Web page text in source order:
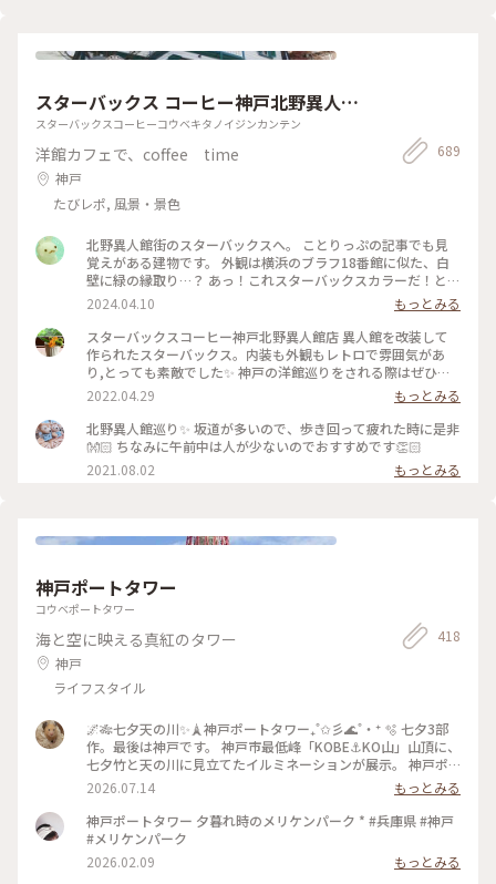
スターバックス コーヒー神戸北野異人館
店
スターバックスコーヒーコウベキタノイジンカンテン
洋館カフェで、coffee time
神戸
たびレポ, 風景・景色
689
北野異人館街のスターバックスへ。 ことりっぷの記事でも見
覚えがある建物です。 外観は横浜のブラフ18番館に似た、白
壁に緑の縁取り…？ あっ！これスターバックスカラーだ！と気
付き、楽しくなりました。室内の暖炉やソファ、アンティーク
もお洒落。 有形文化財の洋館の中でコーヒーが飲めるなんて、
旅の醍醐味ですね♪ #神戸 #スターバックス #スターバックス
コーヒー神戸北野異人館店 #北野異人館街 #有形文化財 #私の
ことりっぷ旅
2024.04.10
もっとみる
スターバックスコーヒー神戸北野異人館店 異人館を改装して
作られたスターバックス。内装も外観もレトロで雰囲気があ
り,とっても素敵でした✨ 神戸の洋館巡りをされる際はぜひこ
こで一息ついてみてはいかがでしょうか？ #ヒーリング旅 #春
風さんぽ #Myことりっぷ #神戸#異人館#レトロ#兵庫県#スタ
ーバックス#スタバ
2022.04.29
もっとみる
北野異人館巡り✨ 坂道が多いので、歩き回って疲れた時に是非
👐🏻 ちなみに午前中は人が少ないのでおすすめです👏🏻
2021.08.02
もっとみる
神戸ポートタワー
コウベポートタワー
海と空に映える真紅のタワー
神戸
ライフスタイル
418
🌌🎋七夕天の川✨🗼神戸ポートタワー₊˚✩彡🌊˚‧⁺ 🫧 七夕3部
作。最後は神戸です。 神戸市最低峰「KOBE⚓KO山」山頂に、
七夕竹と天の川に見立てたイルミネーションが展示。 神戸ポ
ートタワーを背景にした七夕風景でした。 タワーも七変化💚
💙💜❤️ #ひみつの絶景 #神戸ポートタワー #メリケンパーク #
神戸 #七夕 #天の川 #イルミネーション #夜景
2026.07.14
もっとみる
神戸ポートタワー 夕暮れ時のメリケンパーク * #兵庫県 #神戸
#メリケンパーク
2026.02.09
もっとみる